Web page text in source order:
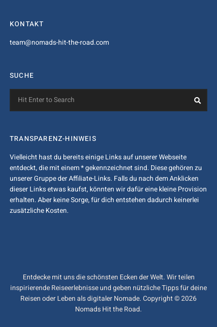
KONTAKT
team@nomads-hit-the-road.com
SUCHE
for:
TRANSPARENZ-HINWEIS
Vielleicht hast du bereits einige Links auf unserer Webseite
entdeckt, die mit einem * gekennzeichnet sind. Diese gehören zu
unserer Gruppe der Affiliate-Links. Falls du nach dem Anklicken
dieser Links etwas kaufst, könnten wir dafür eine kleine Provision
erhalten. Aber keine Sorge, für dich entstehen dadurch keinerlei
zusätzliche Kosten.
Entdecke mit uns die schönsten Ecken der Welt. Wir teilen
inspirierende Reiseerlebnisse und geben nützliche Tipps für deine
Reisen oder Leben als digitaler Nomade. Copyright © 2026
Nomads Hit the Road.